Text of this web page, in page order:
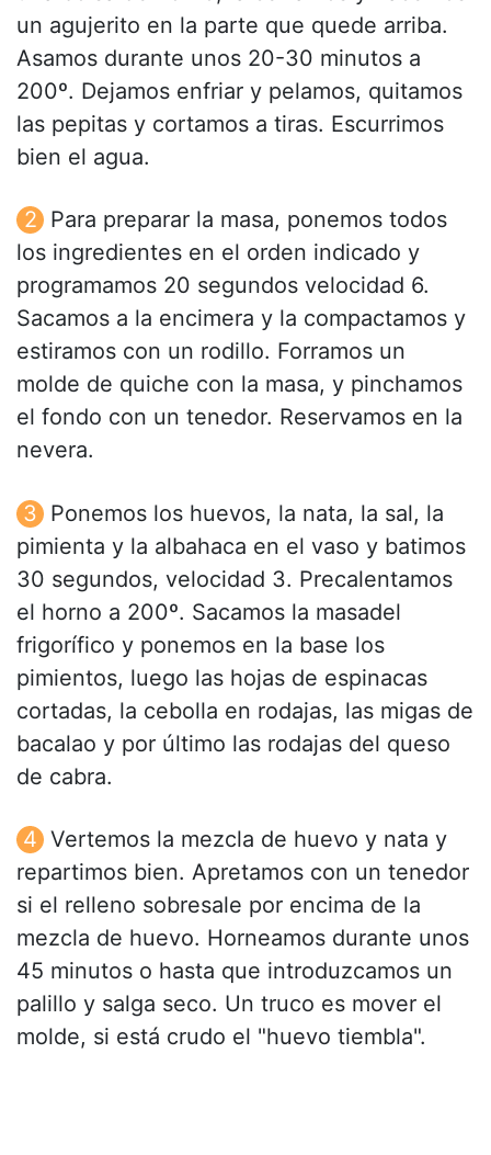
un agujerito en la parte que quede arriba.
Asamos durante unos 20-30 minutos a
200º. Dejamos enfriar y pelamos, quitamos
las pepitas y cortamos a tiras. Escurrimos
bien el agua.
Para preparar la masa, ponemos todos
los ingredientes en el orden indicado y
programamos 20 segundos velocidad 6.
Sacamos a la encimera y la compactamos y
estiramos con un rodillo. Forramos un
molde de quiche con la masa, y pinchamos
el fondo con un tenedor. Reservamos en la
nevera.
Ponemos los huevos, la nata, la sal, la
pimienta y la albahaca en el vaso y batimos
30 segundos, velocidad 3. Precalentamos
el horno a 200º. Sacamos la masadel
frigorífico y ponemos en la base los
pimientos, luego las hojas de espinacas
cortadas, la cebolla en rodajas, las migas de
bacalao y por último las rodajas del queso
de cabra.
Vertemos la mezcla de huevo y nata y
repartimos bien. Apretamos con un tenedor
si el relleno sobresale por encima de la
mezcla de huevo. Horneamos durante unos
45 minutos o hasta que introduzcamos un
palillo y salga seco. Un truco es mover el
molde, si está crudo el "huevo tiembla".